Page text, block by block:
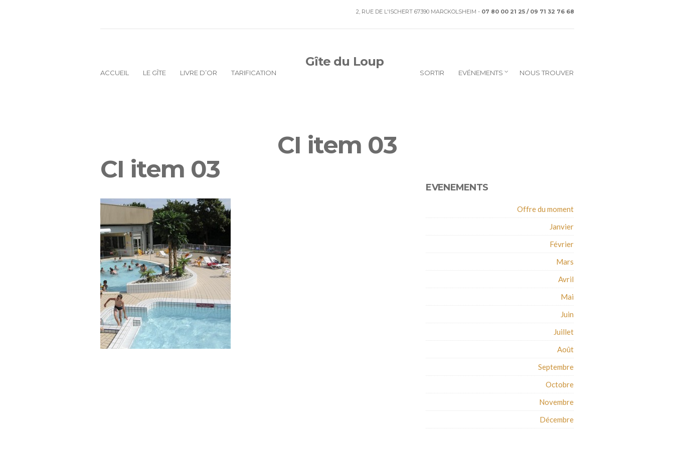
2, RUE DE L'ISCHERT 67390 MARCKOLSHEIM - 07 80 00 21 25 / 09 71 32 76 68
ACCUEIL LE GÎTE LIVRE D’OR TARIFICATION
Gîte du Loup
SORTIR EVÉNEMENTS NOUS TROUVER
CI item 03
CI item 03
EVENEMENTS
Offre du moment
Janvier
Février
Mars
Avril
Mai
Juin
Juillet
Août
Septembre
Octobre
Novembre
Décembre